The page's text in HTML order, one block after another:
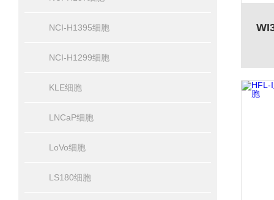
NCI-H1395细胞
NCI-H1299细胞
KLE细胞
LNCaP细胞
LoVo细胞
LS180细胞